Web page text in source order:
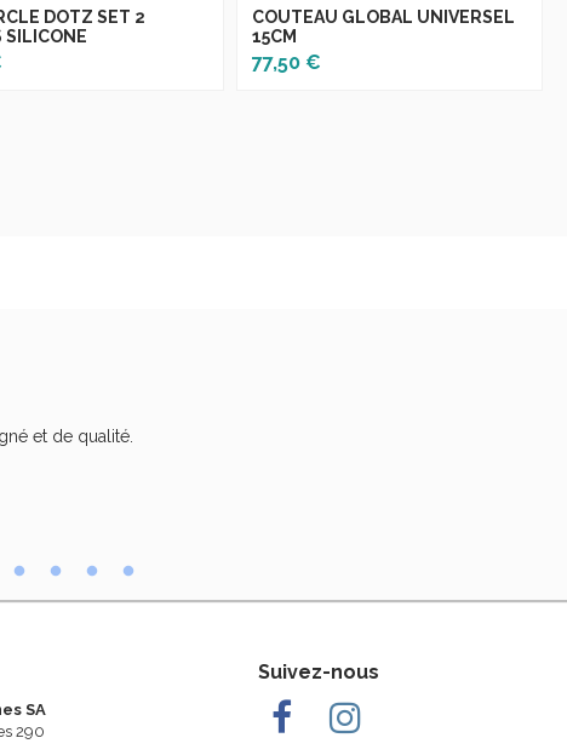
DOTZ SET 2
SILICONE
COUTEAU GLOBAL UNIVERSEL
15CM
77,50 €
et de qualité.
SA
290
Suivez-nous